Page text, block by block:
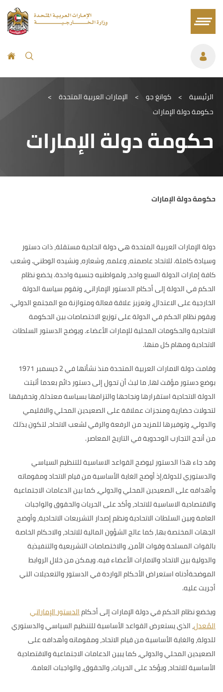
الرئيسية > كوانغ جو > الإمارات العربية المتحدة >
حكومة دولة الإمارات
حكومة دولة الإمارات
حكومة دولة الإمارات
دولة الإمارات العربية المتحدة هي دولة اتحادية مستقلة، ذات دستور
وسيادة كاملة. للاتحاد عاصمته، وعلمه، وشعاره، ونشيده الوطني. وشعب
كافة إمارات الدولة السبع واحد، ولمواطنيه جنسية واحدة. يخضع نظام
الحكم في الدولة إلى أحكام الدستور الإماراتي، وتقوم سياسة الدولة
الخارجية على الاعتدال، وتعزيز علاقة فعالة ومتوازنة مع المجتمع الدولي.
ويقوم نظام الحكم في الدولة على توزيع الاختصاصات بين الحكومة
الاتحادية والحكومات المحلية للإمارات الأعضاء. ويوضح الدستور السلطات
الاتحادية ومهام كل منها.
وقامت دولة الامارات العربية المتحدة منذ نشأتها في 2 ديسمبر 1971
بوضع دستور مؤقت لها، ما لبث أن تحول إلى دستور دائم بعدما أثبتت
الدولة الاتحادية استقرارها ونجاحها والتزامها بسياسة معتدلة، وتحقيقها
لتحولات حضارية ومنجزات عملاقة على الصعيدين المحلي والاقليمي
والدولي، وتوفيرها للمزيد من الرفعة والرقي لشعب الاتحاد، لتكون بذلك
من أنجح التجارب الوحدوية في التاريخ المعاصر.
وقد جاء هذا الدستور ليوضح القواعد الاساسية للتنظيم السياسي
والدستوري للدولة،إذ أوضح الغاية الأساسية من قيام الاتحاد ومقوماته
وأهدافه على الصعيدين المحلي والدولي، كما بين الدعامات الاجتماعية
والاقتصادية الاساسية للاتحاد، وأكد على الحريات والحقوق والواجبات
العامة وبين السلطات الاتحادية ونظم إصدار التشريعات الاتحادية، وأوضح
الجهات المختصة بها، كما عالج الشؤون المالية للاتحاد، والاحكام الخاصة
بالقوات المسلحة وقوات الأمن، والاختصاصات التشريعية والتنفيذية
والدولية بين الاتحاد والامارات الأعضاء فيه. ويمكن من خلال الروابط
الموضحةأدناه استعراض الأحكام الواردة في الدستور والتعديلات التي
أجريت عليه.
ويخضع نظام الحكم في دولة الإمارات إلى أحكامالدستور الإماراتي
المُعدل، الذي يستعرض القواعد الأساسية للتنظيم السياسي والدستوري
للدولة، والغاية الأساسية من قيام الاتحاد، ومقوماته وأهدافه على
الصعيدين المحلي والدولي، كما يبين الدعامات الاجتماعية والاقتصادية
الأساسية للاتحاد، ويؤكد على الحريات، والحقوق، والواجبات العامة.